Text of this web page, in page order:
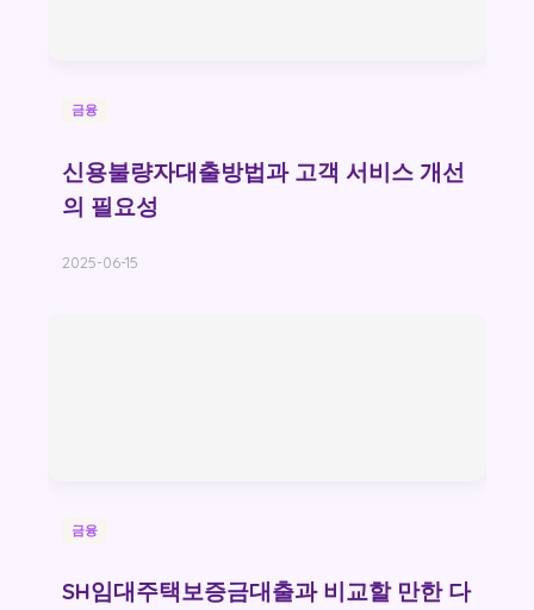
금융
신용불량자대출방법과 고객 서비스 개선
의 필요성
2025-06-15
금융
SH임대주택보증금대출과 비교할 만한 다